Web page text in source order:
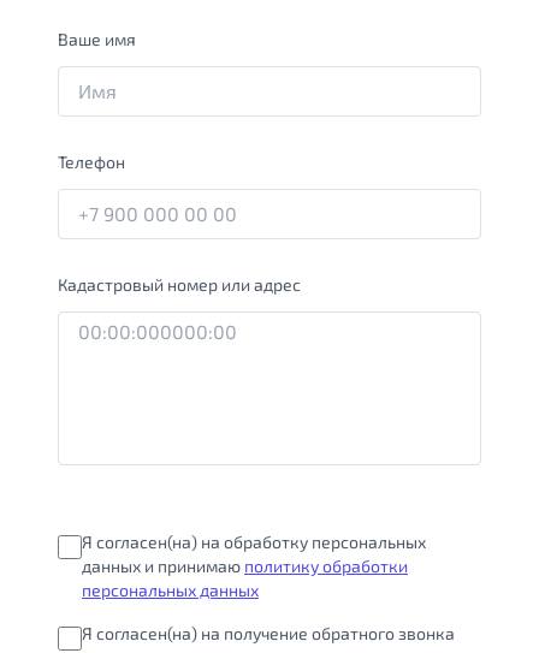
Ваше имя
Телефон
Кадастровый номер или адрес
Я согласен(на) на обработку персональных
данных и принимаю политику обработки
персональных данных
Я согласен(на) на получение обратного звонка